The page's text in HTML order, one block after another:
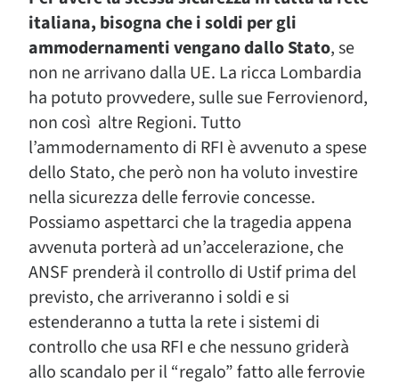
italiana, bisogna che i soldi per gli
ammodernamenti vengano dallo Stato, se
non ne arrivano dalla UE. La ricca Lombardia
ha potuto provvedere, sulle sue Ferrovienord,
non così altre Regioni. Tutto
l’ammodernamento di RFI è avvenuto a spese
dello Stato, che però non ha voluto investire
nella sicurezza delle ferrovie concesse.
Possiamo aspettarci che la tragedia appena
avvenuta porterà ad un’accelerazione, che
ANSF prenderà il controllo di Ustif prima del
previsto, che arriveranno i soldi e si
estenderanno a tutta la rete i sistemi di
controllo che usa RFI e che nessuno griderà
allo scandalo per il “regalo” fatto alle ferrovie